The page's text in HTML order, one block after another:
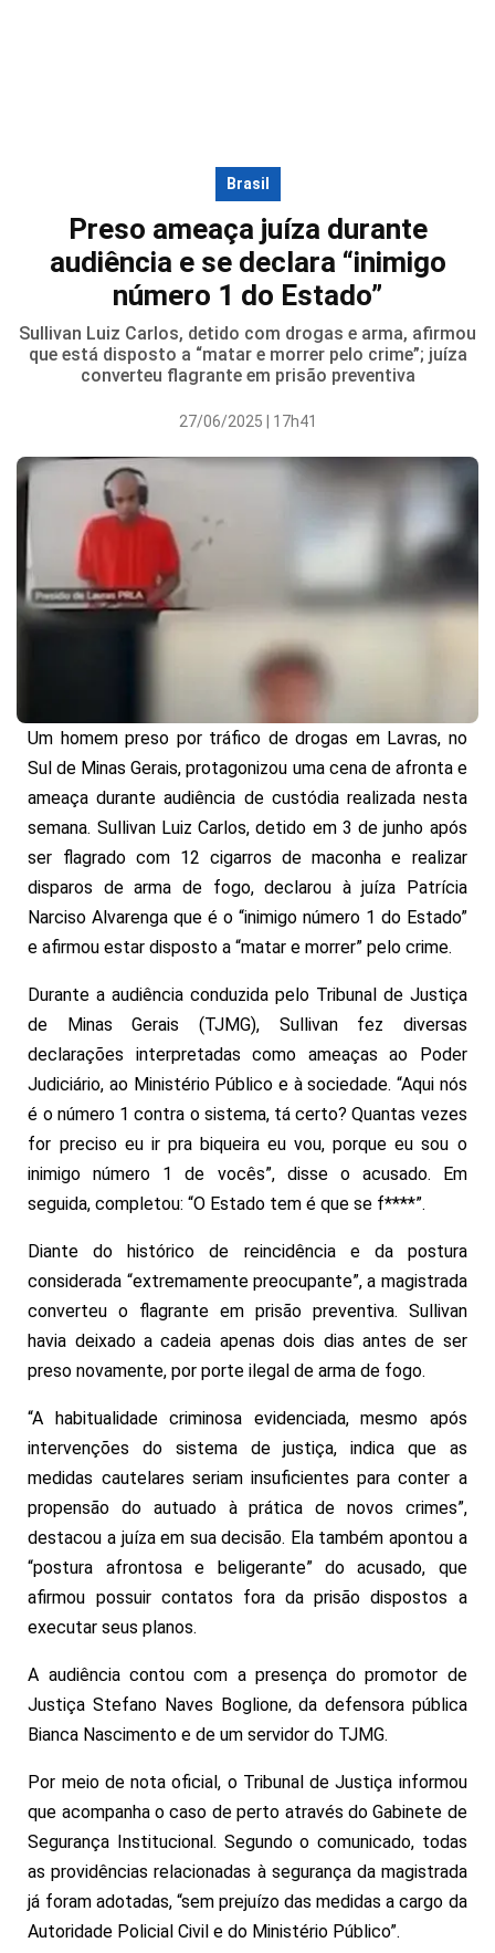
Brasil
Preso ameaça juíza durante
audiência e se declara “inimigo
número 1 do Estado”
Sullivan Luiz Carlos, detido com drogas e arma, afirmou
que está disposto a “matar e morrer pelo crime”; juíza
converteu flagrante em prisão preventiva
27/06/2025 | 17h41
Um homem preso por tráfico de drogas em Lavras, no
Sul de Minas Gerais, protagonizou uma cena de afronta e
ameaça durante audiência de custódia realizada nesta
semana. Sullivan Luiz Carlos, detido em 3 de junho após
ser flagrado com 12 cigarros de maconha e realizar
disparos de arma de fogo, declarou à juíza Patrícia
Narciso Alvarenga que é o “inimigo número 1 do Estado”
e afirmou estar disposto a “matar e morrer” pelo crime.
Durante a audiência conduzida pelo Tribunal de Justiça
de Minas Gerais (TJMG), Sullivan fez diversas
declarações interpretadas como ameaças ao Poder
Judiciário, ao Ministério Público e à sociedade. “Aqui nós
é o número 1 contra o sistema, tá certo? Quantas vezes
for preciso eu ir pra biqueira eu vou, porque eu sou o
inimigo número 1 de vocês”, disse o acusado. Em
seguida, completou: “O Estado tem é que se f****”.
Diante do histórico de reincidência e da postura
considerada “extremamente preocupante”, a magistrada
converteu o flagrante em prisão preventiva. Sullivan
havia deixado a cadeia apenas dois dias antes de ser
preso novamente, por porte ilegal de arma de fogo.
“A habitualidade criminosa evidenciada, mesmo após
intervenções do sistema de justiça, indica que as
medidas cautelares seriam insuficientes para conter a
propensão do autuado à prática de novos crimes”,
destacou a juíza em sua decisão. Ela também apontou a
“postura afrontosa e beligerante” do acusado, que
afirmou possuir contatos fora da prisão dispostos a
executar seus planos.
A audiência contou com a presença do promotor de
Justiça Stefano Naves Boglione, da defensora pública
Bianca Nascimento e de um servidor do TJMG.
Por meio de nota oficial, o Tribunal de Justiça informou
que acompanha o caso de perto através do Gabinete de
Segurança Institucional. Segundo o comunicado, todas
as providências relacionadas à segurança da magistrada
já foram adotadas, “sem prejuízo das medidas a cargo da
Autoridade Policial Civil e do Ministério Público”.